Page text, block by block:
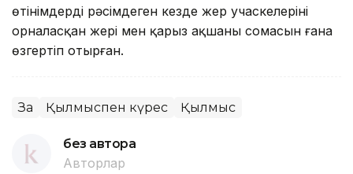
өтінімдерді рәсімдеген кезде жер учаскелерінің
орналасқан жері мен қарыз ақшаның сомасын ғана
өзгертіп отырған.
Заң Қылмыспен күрес Қылмыс
без автора
Авторлар